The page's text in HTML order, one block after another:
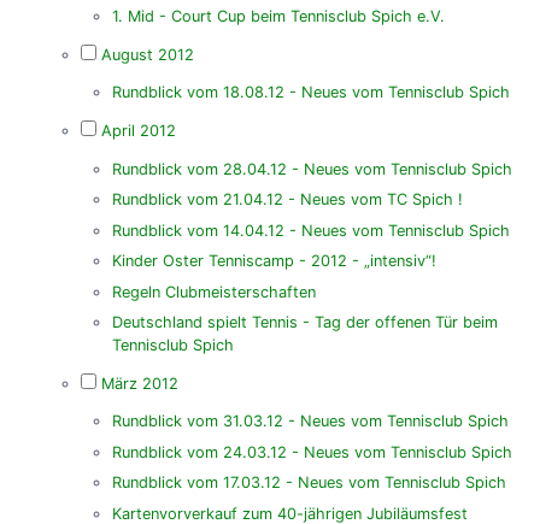
1. Mid - Court Cup beim Tennisclub Spich e.V.
August 2012
Rundblick vom 18.08.12 - Neues vom Tennisclub Spich
April 2012
Rundblick vom 28.04.12 - Neues vom Tennisclub Spich
Rundblick vom 21.04.12 - Neues vom TC Spich !
Rundblick vom 14.04.12 - Neues vom Tennisclub Spich
Kinder Oster Tenniscamp - 2012 - „intensiv“!
Regeln Clubmeisterschaften
Deutschland spielt Tennis - Tag der offenen Tür beim
Tennisclub Spich
März 2012
Rundblick vom 31.03.12 - Neues vom Tennisclub Spich
Rundblick vom 24.03.12 - Neues vom Tennisclub Spich
Rundblick vom 17.03.12 - Neues vom Tennisclub Spich
Kartenvorverkauf zum 40-jährigen Jubiläumsfest